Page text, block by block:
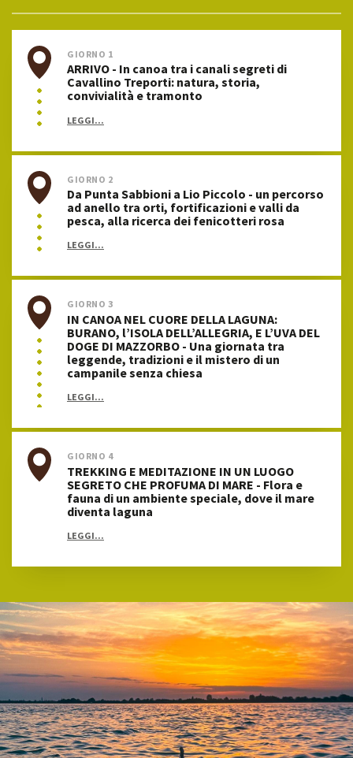
GIORNO 1
ARRIVO - In canoa tra i canali segreti di
Cavallino Treporti: natura, storia,
convivialità e tramonto
LEGGI...
GIORNO 2
Da Punta Sabbioni a Lio Piccolo - un percorso
ad anello tra orti, fortificazioni e valli da
pesca, alla ricerca dei fenicotteri rosa
LEGGI...
GIORNO 3
IN CANOA NEL CUORE DELLA LAGUNA:
BURANO, l’ISOLA DELL’ALLEGRIA, E L’UVA DEL
DOGE DI MAZZORBO - Una giornata tra
leggende, tradizioni e il mistero di un
campanile senza chiesa
LEGGI...
GIORNO 4
TREKKING E MEDITAZIONE IN UN LUOGO
SEGRETO CHE PROFUMA DI MARE - Flora e
fauna di un ambiente speciale, dove il mare
diventa laguna
LEGGI...